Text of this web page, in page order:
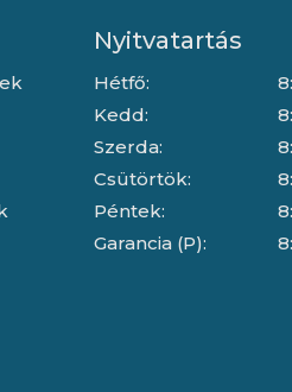
Nyitvatartás
Hétfő:
Kedd:
Szerda:
Csütörtök:
Péntek:
Garancia (P):